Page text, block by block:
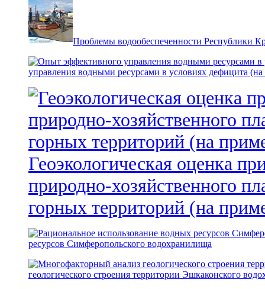
Проблемы водообеспеченности Республики
управления водными ресурсами в условиях дефицита
Геоэкологическая оценка
природно-хозяйственного
горных территорий (на
ресурсов Симферопольского водохранилища
геологического строения территории Эшкаконского